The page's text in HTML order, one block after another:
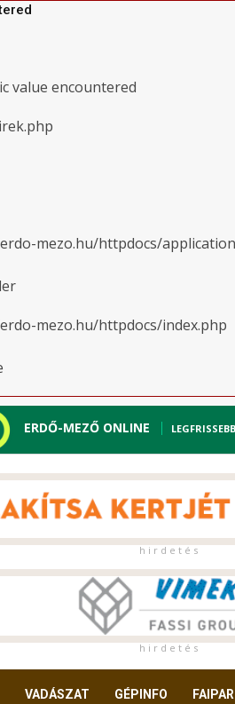
value encountered
mezo.hu/httpdocs/
mezo.hu/httpdocs/index.php
ERDŐ-MEZŐ ONLINE LEGFRISSEBB
h i r d e t é s
h i r d e t é s
VADÁSZAT GÉPINFO FAIPAR